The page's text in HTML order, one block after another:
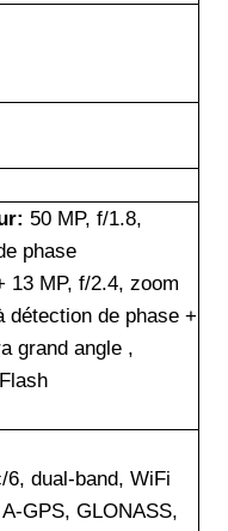
50 MP, f/1.8,
phase
13 MP, f/2.4, zoom
détection de phase +
grand angle ,
6, dual-band, WiFi
GPS, GLONASS,